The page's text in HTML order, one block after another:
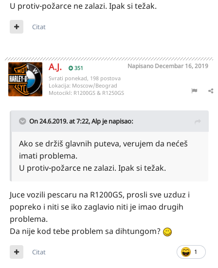
U protiv-požarce ne zalazi. Ipak si težak.
Citat
A.J. 351 Napisano Decembar 16, 2019
Svrati ponekad, 198 postova
Lokacija: Moscow/Beograd
Motocikl: R1200GS & R1250GS
On 24.6.2019. at 7:22,Alp je napisao:
Ako se držiš glavnih puteva, verujem da nećeš
imati problema.
U protiv-požarce ne zalazi. Ipak si težak.
Juce vozili pescaru na R1200GS, prosli sve uzduz i
popreko i niti se iko zaglavio niti je imao drugih
problema.
Da nije kod tebe problem sa dihtungom?
1
Citat